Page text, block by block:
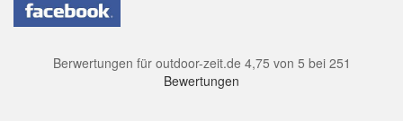
Berwertungen für outdoor-zeit.de 4,75 von 5 bei 251
Bewertungen